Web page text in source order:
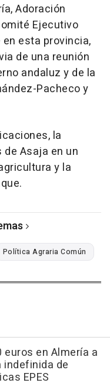
Adoración
Ejecutivo
esta provincia,
de una reunión
andaluz y de la
Pacheco y
la
Asaja en un
y la
Política Agraria Común
en Almería a
de
EPES